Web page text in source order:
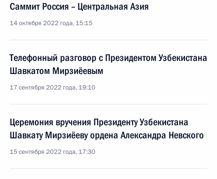
Саммит Россия – Центральная Азия
14 октября 2022 года, 15:15
Телефонный разговор с Президентом Узбекистана
Шавкатом Мирзиёевым
17 сентября 2022 года, 19:10
Церемония вручения Президенту Узбекистана
Шавкату Мирзиёеву ордена Александра Невского
15 сентября 2022 года, 17:30